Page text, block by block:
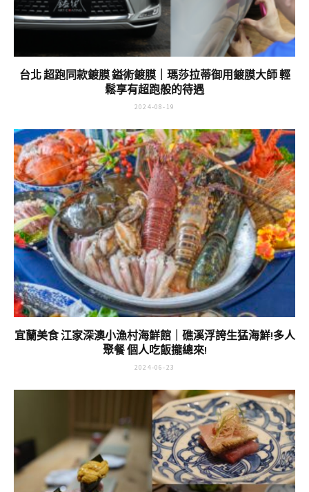
台北 超跑同款鍍膜 鎰術鍍膜｜瑪莎拉蒂御用鍍膜大師 輕
鬆享有超跑般的待遇
2024-08-19
宜蘭美食 江家深澳小漁村海鮮館｜礁溪浮誇生猛海鮮!多人
聚餐 個人吃飯攏總來!
2024-06-23